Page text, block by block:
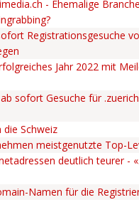
- Ehemalige
Registrationsgesuche
Jahr 2022 mit
sofort Gesuche für
die Schweiz
meistgenutzte Top-
deutlich teurer -
Namen für die